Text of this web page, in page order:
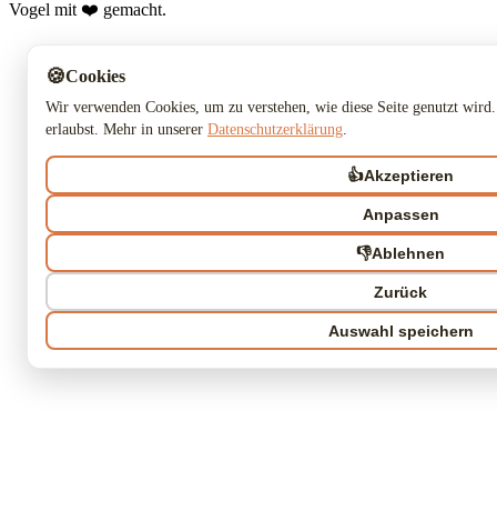
Vogel mit ❤️ gemacht.
🍪Cookies
Wir verwenden Cookies, um zu verstehen, wie diese Seite genutzt
erlaubst. Mehr in unserer Datenschutzerklärung
👍Akzeptieren
Anpassen
👎Ablehnen
Zurück
Auswahl speichern